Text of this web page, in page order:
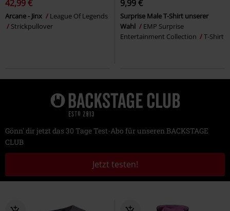
42,99 €
Arcane - Jinx
League Of Legends
Strickpullover
9,99 €
Surprise Male T-Shirt unserer
Wahl
EMP Surprise
Entertainment Collection
T-Shirt
Gönn' dir jetzt das 30 Tage Test-Abo für unseren BACKSTAGE
CLUB
Jetzt testen!